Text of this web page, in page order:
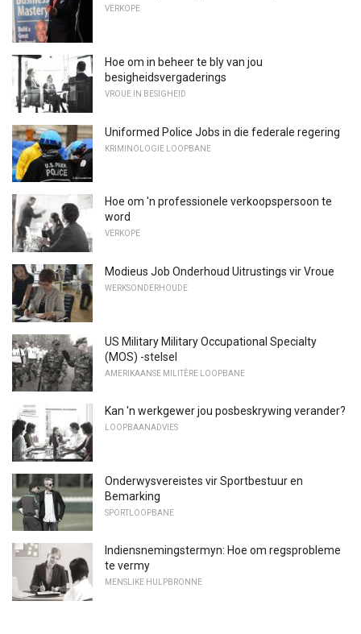
VERKOPE
Hoe om in beheer te bly van jou
besigheidsvergaderings
VROUE IN BESIGHEID
Uniformed Police Jobs in die federale regering
KRIMINOLOGIE LOOPBANE
Hoe om 'n professionele verkoopspersoon te
word
VERKOPE
Modieus Job Onderhoud Uitrustings vir Vroue
WERKSONDERHOUDE
US Military Military Occupational Specialty
(MOS) -stelsel
AMERIKAANSE MILITÊRE LOOPBANE
Kan 'n werkgewer jou posbeskrywing verander?
LOOPBAANADVIES
Onderwysvereistes vir Sportbestuur en
Bemarking
SPORTLOOPBANE
Indiensnemingstermyn: Hoe om regsprobleme
te vermy
MENSLIKE HULPBRONNE